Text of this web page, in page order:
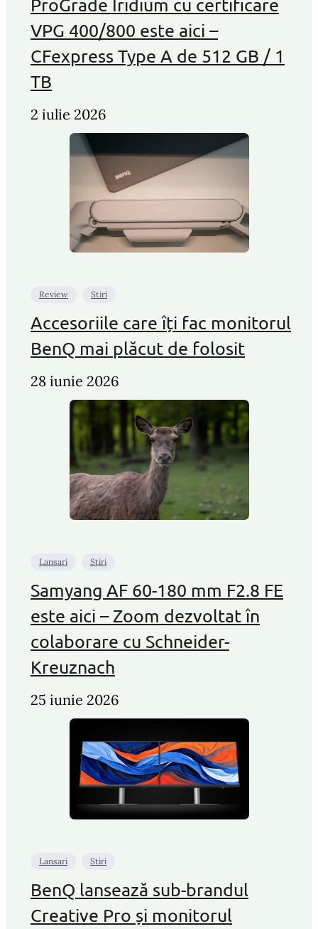
VPG 400/800 este aici –
CFexpress Type A de 512 GB / 1
TB
2 iulie 2026
Review Stiri
Accesoriile care îți fac monitorul
BenQ mai plăcut de folosit
28 iunie 2026
Lansari Stiri
Samyang AF 60-180 mm F2.8 FE
este aici – Zoom dezvoltat în
colaborare cu Schneider-
Kreuznach
25 iunie 2026
Lansari Stiri
BenQ lansează sub-brandul
Creative Pro și monitorul